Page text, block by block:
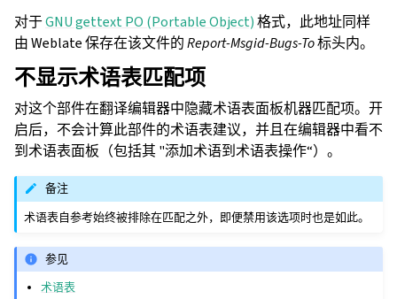
对于GNU gettext PO (Portable Object)格式，此地址同样
由 Weblate 保存在该文件的Report-Msgid-Bugs-To标头内。
不显示术语表匹配项
对这个部件在翻译编辑器中隐藏术语表面板机器匹配项。开
启后，不会计算此部件的术语表建议，并且在编辑器中看不
到术语表面板（包括其 "添加术语到术语表操作“）。
备注
术语表自参考始终被排除在匹配之外，即便禁用该选项时也是如此。
参见
术语表